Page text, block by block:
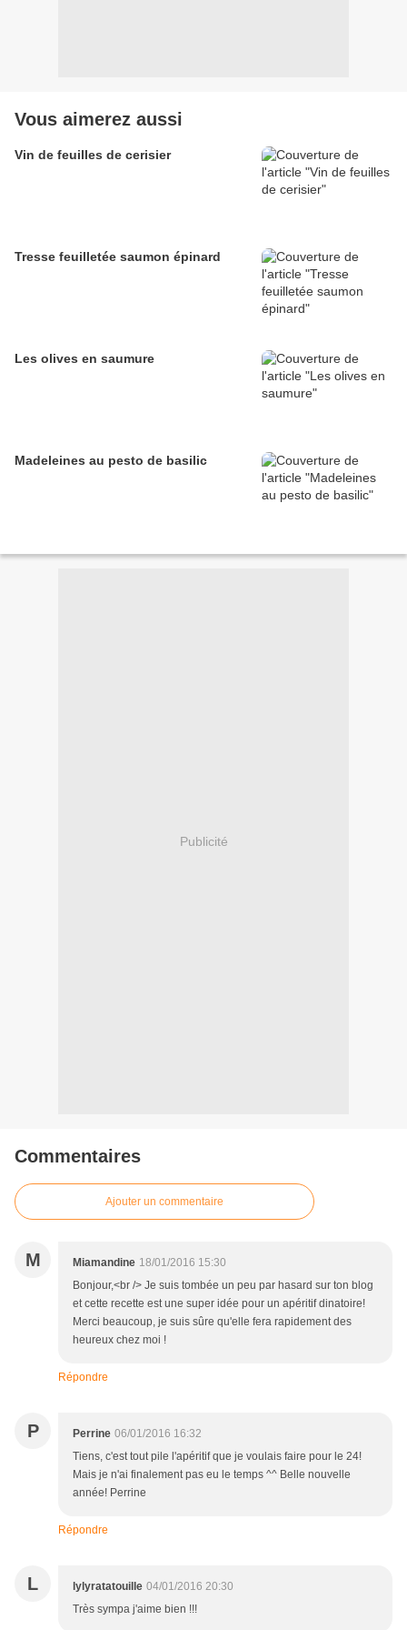
Vous aimerez aussi
Vin de feuilles de cerisier
Tresse feuilletée saumon épinard
Les olives en saumure
Madeleines au pesto de basilic
Publicité
Commentaires
Ajouter un commentaire
M Miamandine 18/01/2016 15:30
Bonjour,<br /> Je suis tombée un peu par hasard sur ton blog
et cette recette est une super idée pour un apéritif dinatoire!
Merci beaucoup, je suis sûre qu'elle fera rapidement des
heureux chez moi !
Répondre
P Perrine 06/01/2016 16:32
Tiens, c'est tout pile l'apéritif que je voulais faire pour le 24!
Mais je n'ai finalement pas eu le temps ^^ Belle nouvelle
année! Perrine
Répondre
L lylyratatouille 04/01/2016 20:30
Très sympa j'aime bien !!!